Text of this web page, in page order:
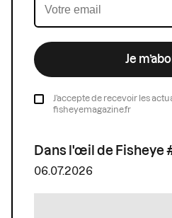
Je
J’accepte de recevoir les
fisheyemagazine.fr
Dans l'œil de Fisheye
06.07.2026